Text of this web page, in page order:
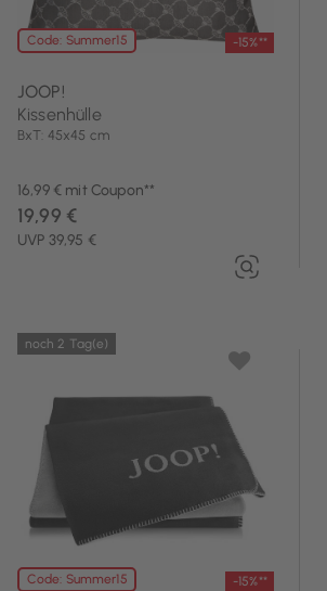
Code: Summer15 -15%**
JOOP!
Kissenhülle
BxT: 45x45 cm
16,99 € mit Coupon**
UVP 39,95 €
19,99 €
Code: Summer15 -15%**
noch 2 Tag(e)